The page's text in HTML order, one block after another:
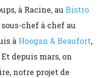
à Racine, au Bistro
sous-chef à chef au
à Hoogan & Beaufort,
depuis mars, on
notre projet de